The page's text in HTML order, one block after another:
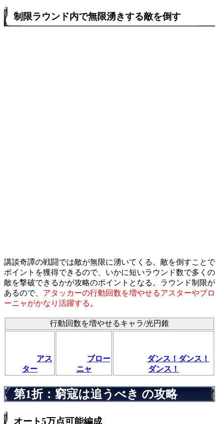
制限ラウンド内で無限湧きする敵を倒す
講談奇譚の戦闘では敵が無限に湧いてくる。敵を倒すことで
ポイントを獲得できるので、いかに短いラウンド数で多くの
敵を撃破できるかが攻略のポイントとなる。ラウンド制限が
あるので、 アタッカーの行動回数を増やせるアスターやブロ
ーニャがかなり活躍する 。
行動回数を増やせるキャラ/光円錐
アス
ター
ブロー
ニャ
ダンス！ダンス！
ダンス！
第1折：窮寇は追うべき の攻略
オート5万点可能編成